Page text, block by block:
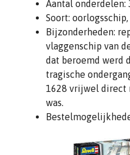
Aantal onderdelen:
Soort:
Bijzonderheden:
vlaggenschip van
dat beroemd werd
tragische
1628 vrijwel direct
was.